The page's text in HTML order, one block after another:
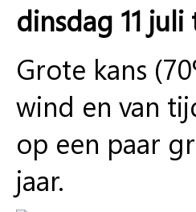
dinsdag 11
Grote kans
wind en van
op een paar
jaar.